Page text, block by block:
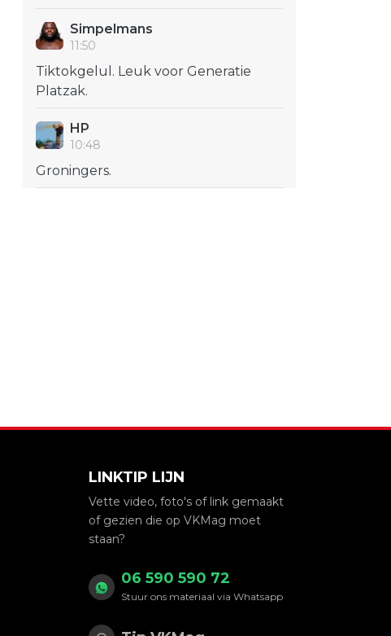
Mail
via link
Simpelmans
11:50
Tiktokgelul. Leuk voor Generatie
Platzak.
HP
10:48
Groningers.
LINKTIP LIJN
Vette video, foto's of link gemaakt
of gezien die op VKMag moet
staan?
06 590 590 72
Stuur ons materiaal via Whatsapp